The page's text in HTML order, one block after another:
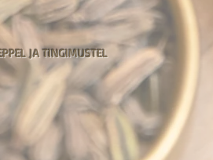
JA TINGIMUSTEL